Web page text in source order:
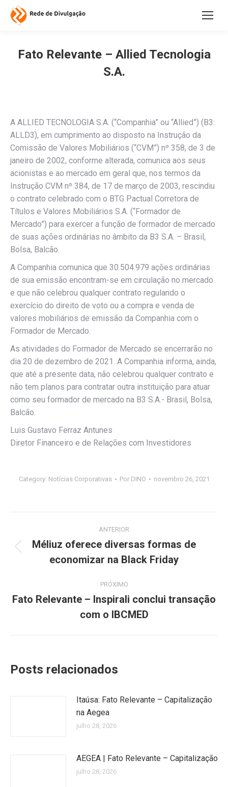
Fato Relevante – Allied Tecnologia
S.A.
A ALLIED TECNOLOGIA S.A. (“Companhia” ou “Allied”) (B3:
ALLD3), em cumprimento ao disposto na Instrução da
Comissão de Valores Mobiliários (“CVM”) nº 358, de 3 de
janeiro de 2002, conforme alterada, comunica aos seus
acionistas e ao mercado em geral que, nos termos da
Instrução CVM nº 384, de 17 de março de 2003, rescindiu
o contrato celebrado com o BTG Pactual Corretora de
Títulos e Valores Mobiliários S.A. (“Formador de
Mercado”) para exercer a função de formador de mercado
de suas ações ordinárias no âmbito da B3 S.A. – Brasil,
Bolsa, Balcão.
A Companhia comunica que 30.504.979 ações ordinárias
de sua emissão encontram-se em circulação no mercado
e que não celebrou qualquer contrato regulando o
exercício do direito de voto ou a compra e venda de
valores mobiliários de emissão da Companhia com o
Formador de Mercado.
As atividades do Formador de Mercado se encerrarão no
dia 20 de dezembro de 2021. A Companhia informa, ainda,
que até a presente data, não celebrou qualquer contrato e
não tem planos para contratar outra instituição para atuar
como seu formador de mercado na B3 S.A.- Brasil, Bolsa,
Balcão.
Luis Gustavo Ferraz Antunes
Diretor Financeiro e de Relações com Investidores
Category: Notícias Corporativas Por DINO novembro 26, 2021
de
ANTERIOR
anterior:
Méliuz oferece diversas formas de
economizar na Black Friday
PRÓXIMO
post:
Fato Relevante – Inspirali conclui transação
com o IBCMED
Posts relacionados
Itaúsa: Fato Relevante – Capitalização
na Aegea
julho 28, 2026
AEGEA | Fato Relevante – Capitalização
julho 28, 2026